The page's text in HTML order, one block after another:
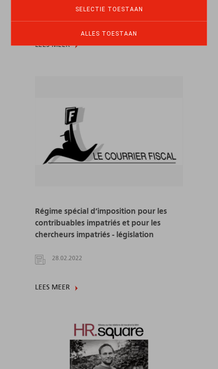
SELECTIE TOESTAAN
ALLES TOESTAAN
LEES MEER
Régime spécial d’imposition pour les
contribuables impatriés et pour les
chercheurs impatriés - législation
28.02.2022
LEES MEER